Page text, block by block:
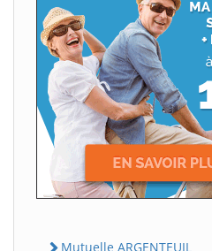
Mutuelle ARGENTEUIL